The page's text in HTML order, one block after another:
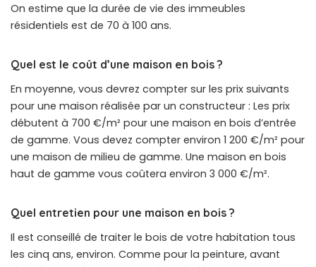
On estime que la durée de vie des immeubles
résidentiels est de 70 à 100 ans.
Quel est le coût d’une maison en bois ?
En moyenne, vous devrez compter sur les prix suivants
pour une maison réalisée par un constructeur : Les prix
débutent à 700 €/m² pour une maison en bois d’entrée
de gamme. Vous devez compter environ 1 200 €/m² pour
une maison de milieu de gamme. Une maison en bois
haut de gamme vous coûtera environ 3 000 €/m².
Quel entretien pour une maison en bois ?
Il est conseillé de traiter le bois de votre habitation tous
les cinq ans, environ. Comme pour la peinture, avant